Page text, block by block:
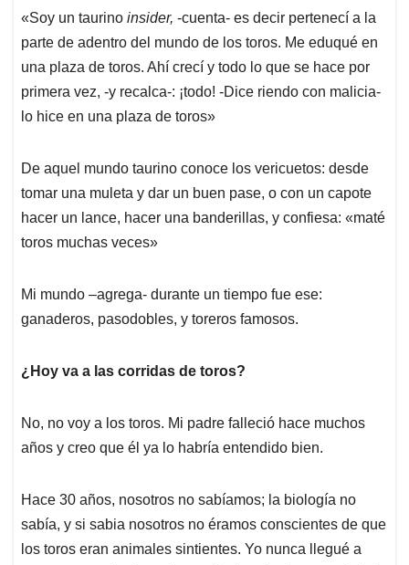
«Soy un taurino insider, -cuenta- es decir pertenecí a la
parte de adentro del mundo de los toros. Me eduqué en
una plaza de toros. Ahí crecí y todo lo que se hace por
primera vez, -y recalca-: ¡todo! -Dice riendo con malicia-
lo hice en una plaza de toros»
De aquel mundo taurino conoce los vericuetos: desde
tomar una muleta y dar un buen pase, o con un capote
hacer un lance, hacer una banderillas, y confiesa: «maté
toros muchas veces»
Mi mundo –agrega- durante un tiempo fue ese:
ganaderos, pasodobles, y toreros famosos.
¿Hoy va a las corridas de toros?
No, no voy a los toros. Mi padre falleció hace muchos
años y creo que él ya lo habría entendido bien.
Hace 30 años, nosotros no sabíamos; la biología no
sabía, y si sabia nosotros no éramos conscientes de que
los toros eran animales sintientes. Yo nunca llegué a